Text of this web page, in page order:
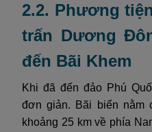
2.2. Phương
trấn Dương
đến Bãi Khem
Khi đã đến đảo Phú
đơn giản. Bãi biển nằm
khoảng 25 km về phía